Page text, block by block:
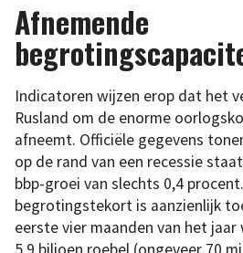
Afnemende
Indicatoren wijzen erop dat het
Rusland om de enorme
afneemt. Officiële gegevens
op de rand van een recessie
bbp-groei van slechts 0,4
begrotingstekort is aanzienlijk
eerste vier maanden van het